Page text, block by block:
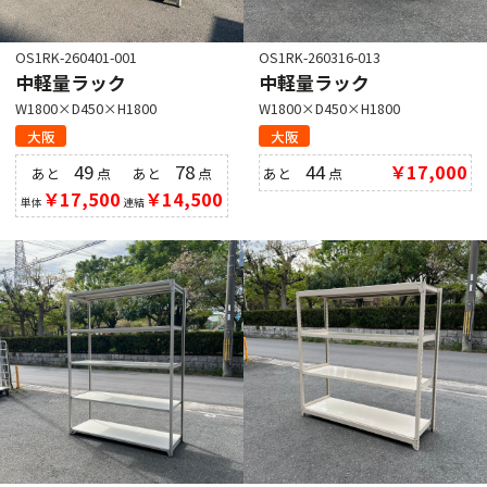
OS1RK-260401-001
中軽量ラック
W1800×D450×H1800
大阪
あと 49点
単体 ￥17,500
あと 78 点
連結￥14,500
OS1RK-260316-013
中軽量ラック
W1800×D450×H1800
大阪
あと44点 ￥17,000